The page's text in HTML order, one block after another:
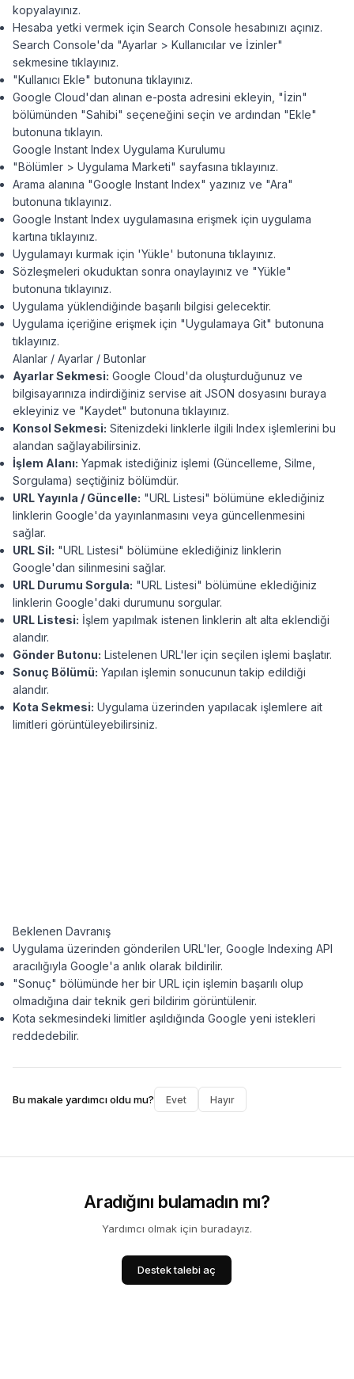
kopyalayınız.
Hesaba yetki vermek için Search Console hesabınızı açınız.
Search Console'da "Ayarlar > Kullanıcılar ve İzinler"
sekmesine tıklayınız.
"Kullanıcı Ekle" butonuna tıklayınız.
Google Cloud'dan alınan e-posta adresini ekleyin, "İzin"
bölümünden "Sahibi" seçeneğini seçin ve ardından "Ekle"
butonuna tıklayın.
Google Instant Index Uygulama Kurulumu
"Bölümler > Uygulama Marketi" sayfasına tıklayınız.
Arama alanına "Google Instant Index" yazınız ve "Ara"
butonuna tıklayınız.
Google Instant Index uygulamasına erişmek için uygulama
kartına tıklayınız.
Uygulamayı kurmak için 'Yükle' butonuna tıklayınız.
Sözleşmeleri okuduktan sonra onaylayınız ve "Yükle"
butonuna tıklayınız.
Uygulama yüklendiğinde başarılı bilgisi gelecektir.
Uygulama içeriğine erişmek için "Uygulamaya Git" butonuna
tıklayınız.
Alanlar / Ayarlar / Butonlar
Ayarlar Sekmesi: Google Cloud'da oluşturduğunuz ve
bilgisayarınıza indirdiğiniz servise ait JSON dosyasını buraya
ekleyiniz ve "Kaydet" butonuna tıklayınız.
Konsol Sekmesi: Sitenizdeki linklerle ilgili Index işlemlerini bu
alandan sağlayabilirsiniz.
İşlem Alanı: Yapmak istediğiniz işlemi (Güncelleme, Silme,
Sorgulama) seçtiğiniz bölümdür.
URL Yayınla / Güncelle: "URL Listesi" bölümüne eklediğiniz
linklerin Google'da yayınlanmasını veya güncellenmesini
sağlar.
URL Sil: "URL Listesi" bölümüne eklediğiniz linklerin
Google'dan silinmesini sağlar.
URL Durumu Sorgula: "URL Listesi" bölümüne eklediğiniz
linklerin Google'daki durumunu sorgular.
URL Listesi: İşlem yapılmak istenen linklerin alt alta eklendiği
alandır.
Gönder Butonu: Listelenen URL'ler için seçilen işlemi başlatır.
Sonuç Bölümü: Yapılan işlemin sonucunun takip edildiği
alandır.
Kota Sekmesi: Uygulama üzerinden yapılacak işlemlere ait
limitleri görüntüleyebilirsiniz.
Beklenen Davranış
Uygulama üzerinden gönderilen URL'ler, Google Indexing API
aracılığıyla Google'a anlık olarak bildirilir.
"Sonuç" bölümünde her bir URL için işlemin başarılı olup
olmadığına dair teknik geri bildirim görüntülenir.
Kota sekmesindeki limitler aşıldığında Google yeni istekleri
reddedebilir.
Bu makale yardımcı oldu mu? Evet Hayır
Aradığını bulamadın mı?
Yardımcı olmak için buradayız.
Destek talebi aç